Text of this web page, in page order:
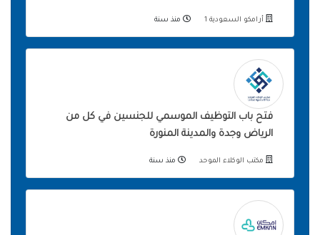
أرامكو السعودية 1 منذ سنة
فتح باب التوظيف الموسمي للجنسين في كل من
الرياض وجدة والمدينة المنورة
مكتب الوكلاء الموحد منذ سنة